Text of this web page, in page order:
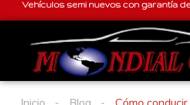
Vehículos semi nuevos con garantía de